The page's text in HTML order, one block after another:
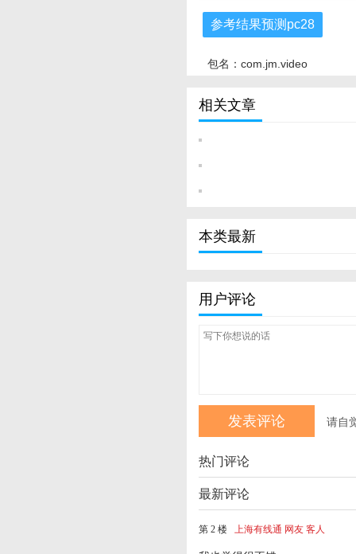
参考结果预测pc28
包名：com.jm.video
相关文章
本类最新
用户评论
请自
热门评论
最新评论
第 2 楼 上海有线通 网友 客人